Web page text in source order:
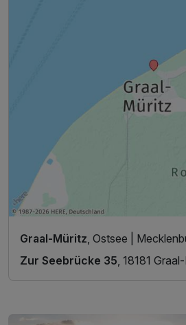
Graal-Müritz, Ostsee |
Zur Seebrücke 35, 18181